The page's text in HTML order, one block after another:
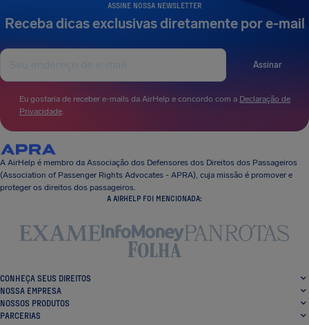
ASSINE NOSSA NEWSLETTER
Receba dicas exclusivas diretamente por e-mail
Assinar
Eu gostaria de receber e-mails da AirHelp e concordo com a Declaração de
Privacidade.
A AirHelp é membro da Associação dos Defensores dos Direitos dos Passageiros
(Association of Passenger Rights Advocates - APRA), cuja missão é promover e
proteger os direitos dos passageiros.
A AIRHELP FOI MENCIONADA:
CONHEÇA SEUS DIREITOS
NOSSA EMPRESA
NOSSOS PRODUTOS
PARCERIAS